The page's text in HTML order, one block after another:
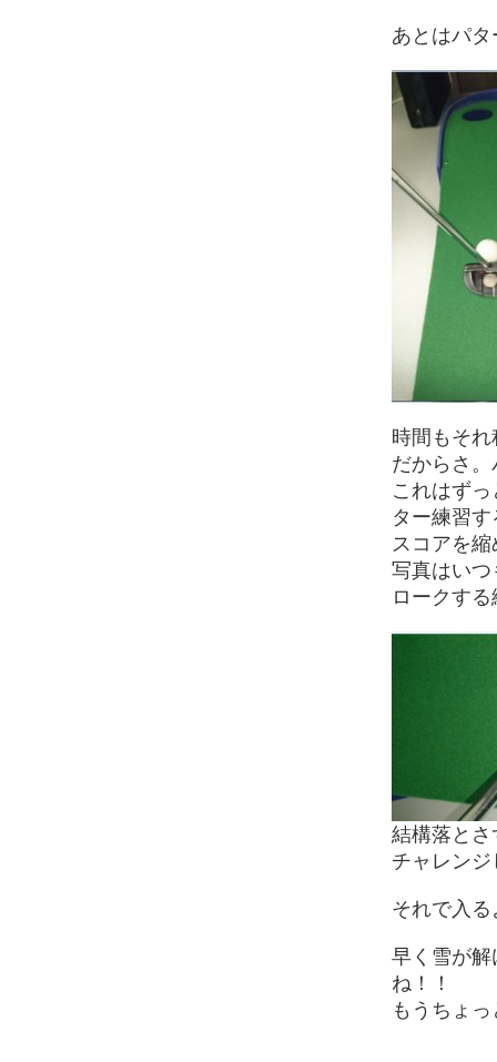
あとはパ
時間もそ
だからさ
これはず
ター練習
スコアを
写真はい
ロークす
結構落と
チャレン
それで入
早く雪が
ね！！
もうちょ